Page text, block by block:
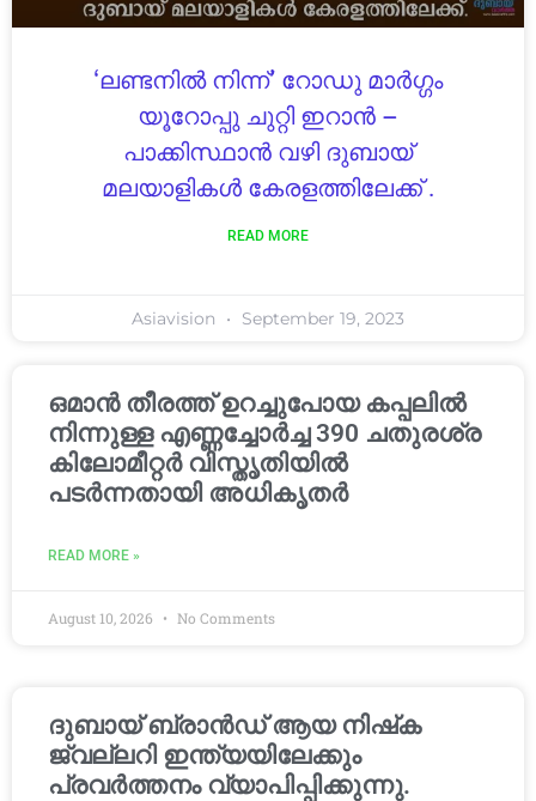
‘ലണ്ടനിൽ നിന്ന്’ റോഡു മാർഗ്ഗം
യൂറോപ്പു ചുറ്റി ഇറാൻ –
പാക്കിസ്ഥാൻ വഴി ദുബായ്
മലയാളികൾ കേരളത്തിലേക്ക് .
READ MORE
Asiavision September 19, 2023
ഒമാൻ തീരത്ത് ഉറച്ചുപോയ കപ്പലിൽ
നിന്നുള്ള എണ്ണച്ചോർച്ച 390 ചതുരശ്ര
കിലോമീറ്റർ വിസ്തൃതിയിൽ
പടർന്നതായി അധികൃതർ
READ MORE »
August 10, 2026 No Comments
ദുബായ് ബ്രാൻഡ് ആയ നിഷ്‌ക
ജ്വല്ലറി ഇന്ത്യയിലേക്കും
പ്രവർത്തനം വ്യാപിപ്പിക്കുന്നു.